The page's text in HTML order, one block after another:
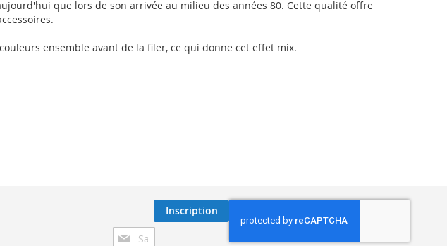
que lors de son arrivée au milieu des années 80. Cette qualité offre
ensemble avant de la filer, ce qui donne cet effet mix.
Inscription
Inscription